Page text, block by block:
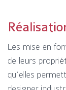
Les mise en
de leurs
qu’elles